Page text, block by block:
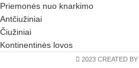
Priemonės nuo knarkimo
Antčiužiniai
Čiužiniai
Kontinentinės lovos
2023 CREATED BY